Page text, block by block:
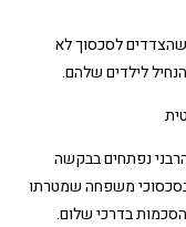
לסכסוך לא
לילדים שלהם.
נפתחים בבקשה
בסכסוכי משפחה שמטרתו
בדרכי שלום.